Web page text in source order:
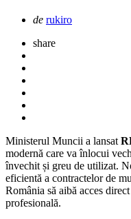
Scris
de rukiro
share
Ministerul Muncii a lansat
modernă care va înlocui
învechit și greu de utilizat.
eficientă a contractelor de
România să aibă acces
profesională.